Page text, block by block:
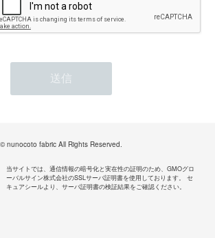
© nunocoto fabric All Rights Reserved.
当サイトでは、通信情報の暗号化と実在性の証明のため、GMOグロ
ーバルサイン株式会社のSSLサーバ証明書を使用しております。 セ
キュアシールより、サーバ証明書の検証結果をご確認ください。